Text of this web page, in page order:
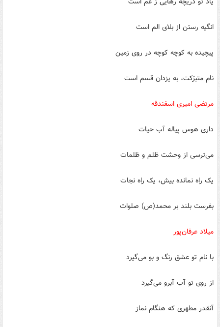
انگیه رستن از بلای الم است
پیچیده به کوچه کوچه در روی زمین
نام متبرّکت، به یزدان قسم است
مرتضی امیری اسفندقه
داری هوس پیاله آب حیات
می‌‏ترسی از وحشت ظلم و ظلمات
یک راه نمانده بیش، یک راه نجات
بفرست بلند بر محمد(ص) صلوات
میلاد عرفان‌‏پور
با نام تو عشق رنگ و بو می‏‌گیرد
از روی تو آب آبرو می‌‏گیرد
آن‏قدر مطهری که هنگام نماز